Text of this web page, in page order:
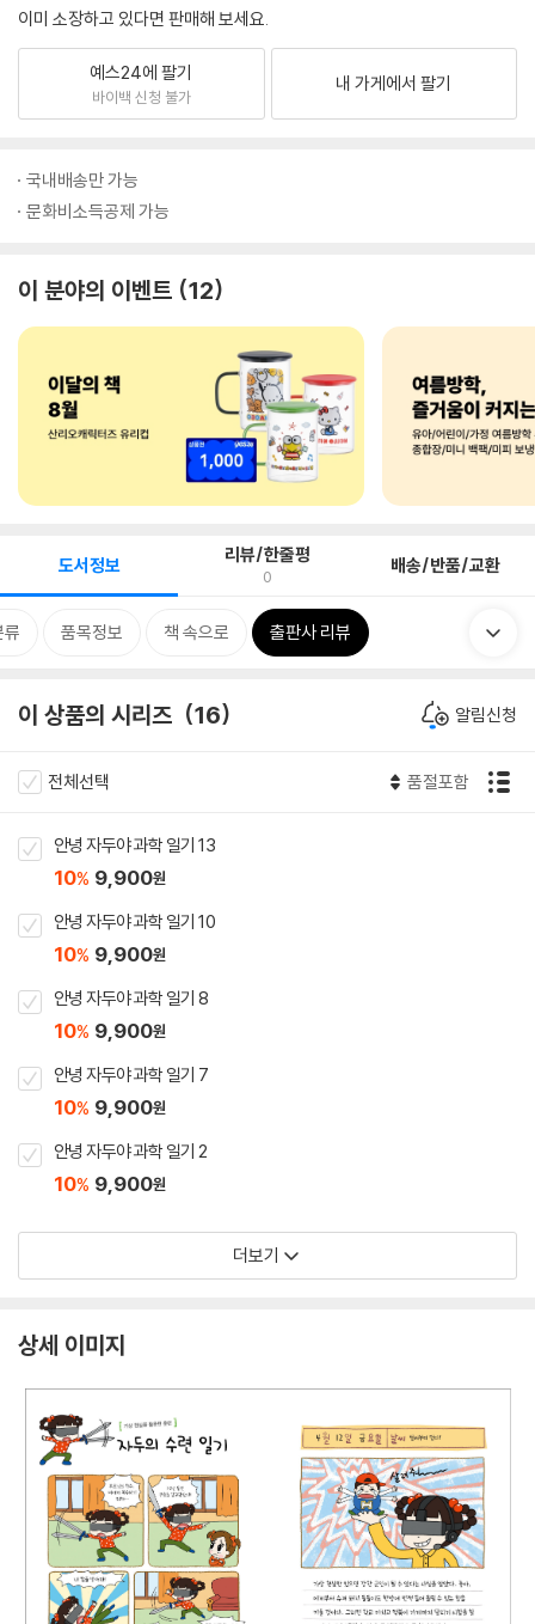
이미 소장하고 있다면 판매해 보세요.
예스24에 팔기
바이백 신청 불가
내 가게에서 팔기
국내배송만 가능
문화비소득공제 가능
이 분야의 이벤트 12
도서정보 리뷰/한줄평
0 배송/반품/교환
류 품목정보 책 속으로 출판사 리뷰
이 상품의 시리즈 16 알림신청
전체선택 품절포함
안녕 자두야 과학 일기 13
10% 9,900원
안녕 자두야 과학 일기 10
10% 9,900원
안녕 자두야 과학 일기 8
10% 9,900원
안녕 자두야 과학 일기 7
10% 9,900원
안녕 자두야 과학 일기 2
10% 9,900원
더보기
상세 이미지